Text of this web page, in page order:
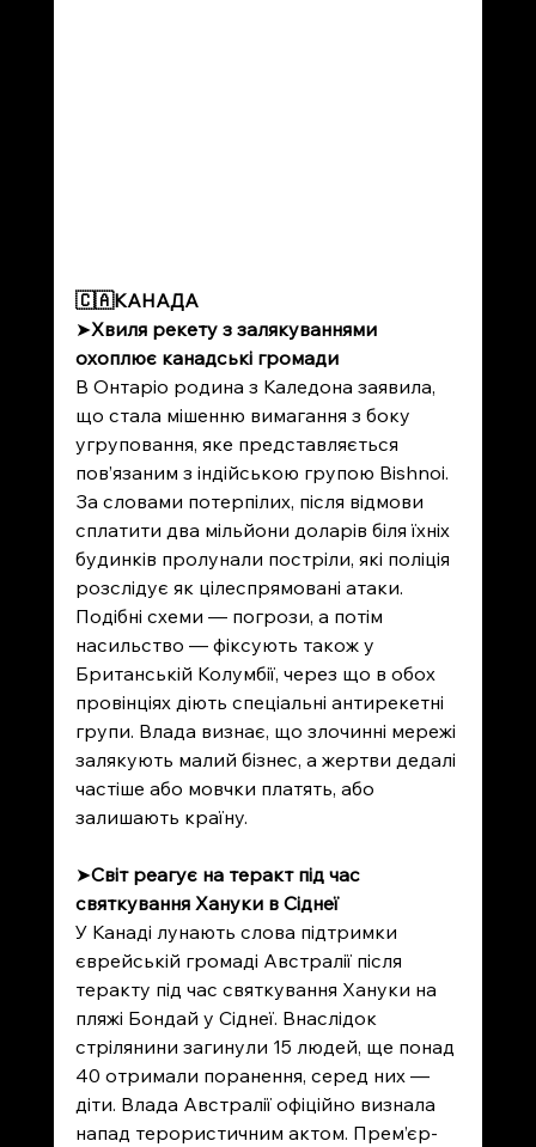
🇨🇦КАНАДА
➤Хвиля рекету з залякуваннями
охоплює канадські громади
В Онтаріо родина з Каледона заявила,
що стала мішенню вимагання з боку
угруповання, яке представляється
пов’язаним з індійською групою Bishnoi.
За словами потерпілих, після відмови
сплатити два мільйони доларів біля їхніх
будинків пролунали постріли, які поліція
розслідує як цілеспрямовані атаки.
Подібні схеми — погрози, а потім
насильство — фіксують також у
Британській Колумбії, через що в обох
провінціях діють спеціальні антирекетні
групи. Влада визнає, що злочинні мережі
залякують малий бізнес, а жертви дедалі
частіше або мовчки платять, або
залишають країну.
➤Світ реагує на теракт під час
святкування Хануки в Сіднеї
У Канаді лунають слова підтримки
єврейській громаді Австралії після
теракту під час святкування Хануки на
пляжі Бондай у Сіднеї. Внаслідок
стрілянини загинули 15 людей, ще понад
40 отримали поранення, серед них —
діти. Влада Австралії офіційно визнала
напад терористичним актом. Прем’єр-